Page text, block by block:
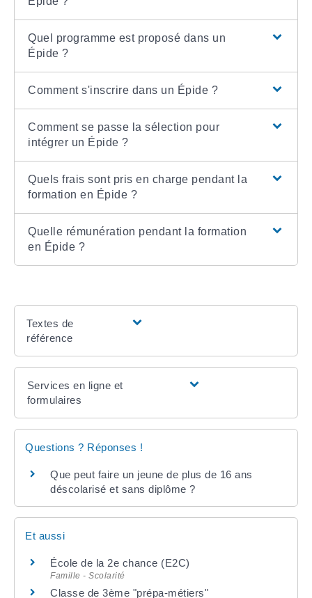
Quel programme est proposé dans un
Épide ?
Comment s'inscrire dans un Épide ?
Comment se passe la sélection pour
intégrer un Épide ?
Quels frais sont pris en charge pendant la
formation en Épide ?
Quelle rémunération pendant la formation
en Épide ?
Textes de
référence
Services en ligne et
formulaires
Questions ? Réponses !
Que peut faire un jeune de plus de 16 ans
déscolarisé et sans diplôme ?
Et aussi
École de la 2e chance (E2C)
Famille - Scolarité
Classe de 3ème "prépa-métiers"